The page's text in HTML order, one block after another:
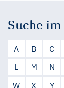
Suche
A B C
L
M N
W
X Y